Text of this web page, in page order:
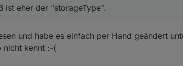
falsch, hat aber auf die Reaktion des Alias keinen
Du) glauben, was sie an der Stelle lesen.
ist eher der "storageType".
und habe es einfach per Hand geändert
nicht kennt :-(